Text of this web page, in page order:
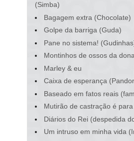
(Simba)
Bagagem extra (Chocolate)
Golpe da barriga (Guda)
Pane no sistema!
Montinhos de ossos da
Marley & eu
Caixa de esperança
Baseado em fatos reais
Mutirão de castração é
Diários do Rei (despedida
Um intruso em minha vida